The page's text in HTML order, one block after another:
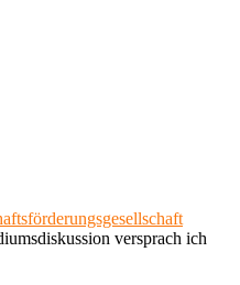
versprach ich